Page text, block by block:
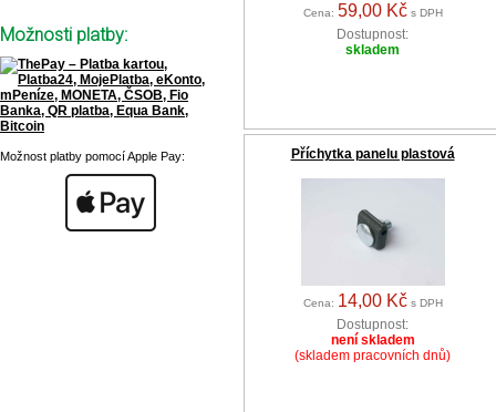
Cena: 59,00 Kčs DPH
Dostupnost:
skladem
Příchytka panelu plastová
Cena: 14,00 Kčs DPH
Dostupnost:
není skladem
(skladem pracovních dnů)
Možnosti platby:
Možnost platby pomocí Apple Pay: